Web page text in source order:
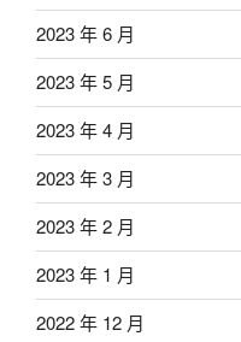
2023 年 6 月
2023 年 5 月
2023 年 4 月
2023 年 3 月
2023 年 2 月
2023 年 1 月
2022 年 12 月